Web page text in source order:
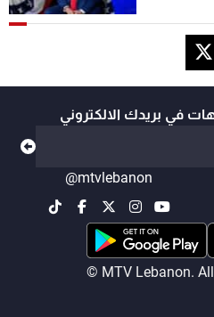
في بريدك الالكتروني
@mtvlebanon
© MTV Lebanon.